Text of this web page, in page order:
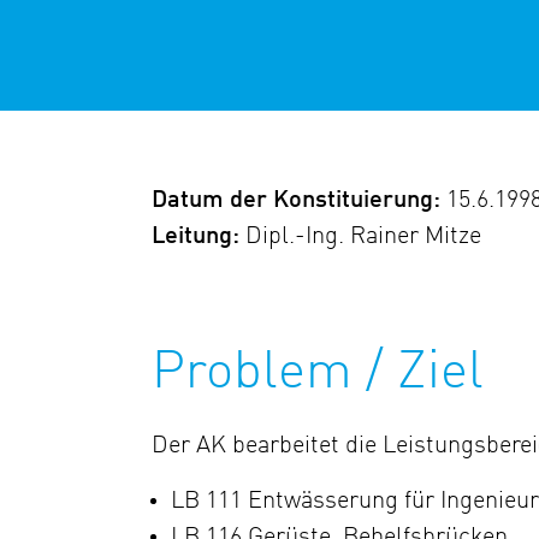
Datum der Konstituierung:
Leitung: Dipl.-Ing. Rainer Mitze
Problem / Ziel
Der AK bearbeitet die
LB 111 Entwässerung für